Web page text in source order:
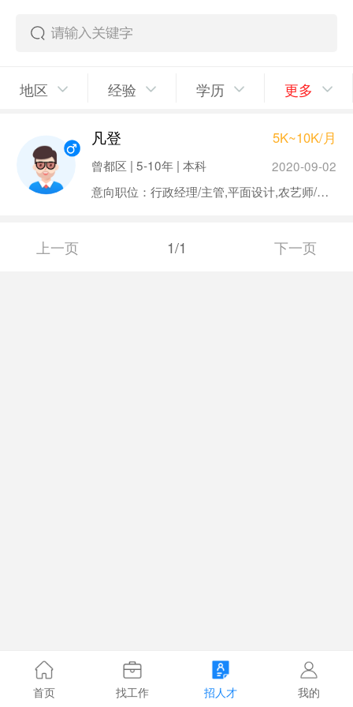
地区 经验 学历 更多
凡登 5K~10K/月
曾都区 | 5-10年 | 本科
2020-09-02
意向职位：行政经理/主管,平面设计,农艺师/花艺师
上一页 1/1 下一页
首页 找工作 招人才 我的